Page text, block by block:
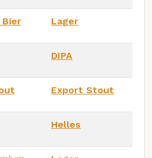
Bier Lager
DIPA
Export Stout
Helles